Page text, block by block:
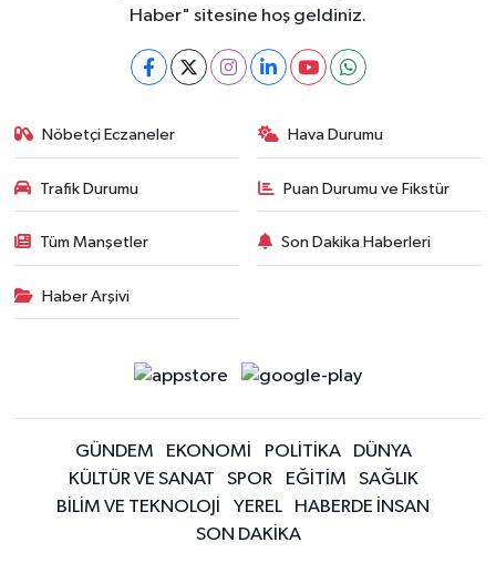
Haber" sitesine hoş geldiniz.
Nöbetçi Eczaneler Hava Durumu
Trafik Durumu Puan Durumu ve Fikstür
Tüm Manşetler Son Dakika Haberleri
Haber Arşivi
GÜNDEM EKONOMİ POLİTİKA
DÜNYA
KÜLTÜR VE SANAT
SPOR EĞİTİM
SAĞLIK
BİLİM VE TEKNOLOJİ
YEREL
HABERDE İNSAN
SON DAKİKA